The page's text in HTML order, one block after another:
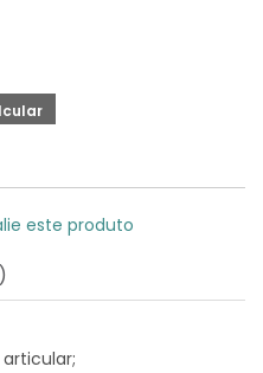
este produto